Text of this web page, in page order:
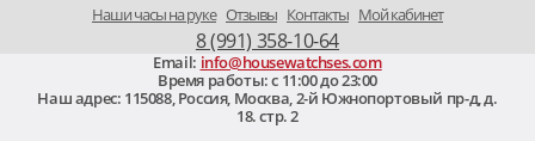
Наши часы на руке Отзывы Контакты Мой кабинет
8 (991) 358-10-64
Email: info@housewatchses.com
Время работы: c 11:00 до 23:00
Наш адрес: 115088, Россия, Москва 2-й Южнопортовый пр-д, д.
18. стр. 2